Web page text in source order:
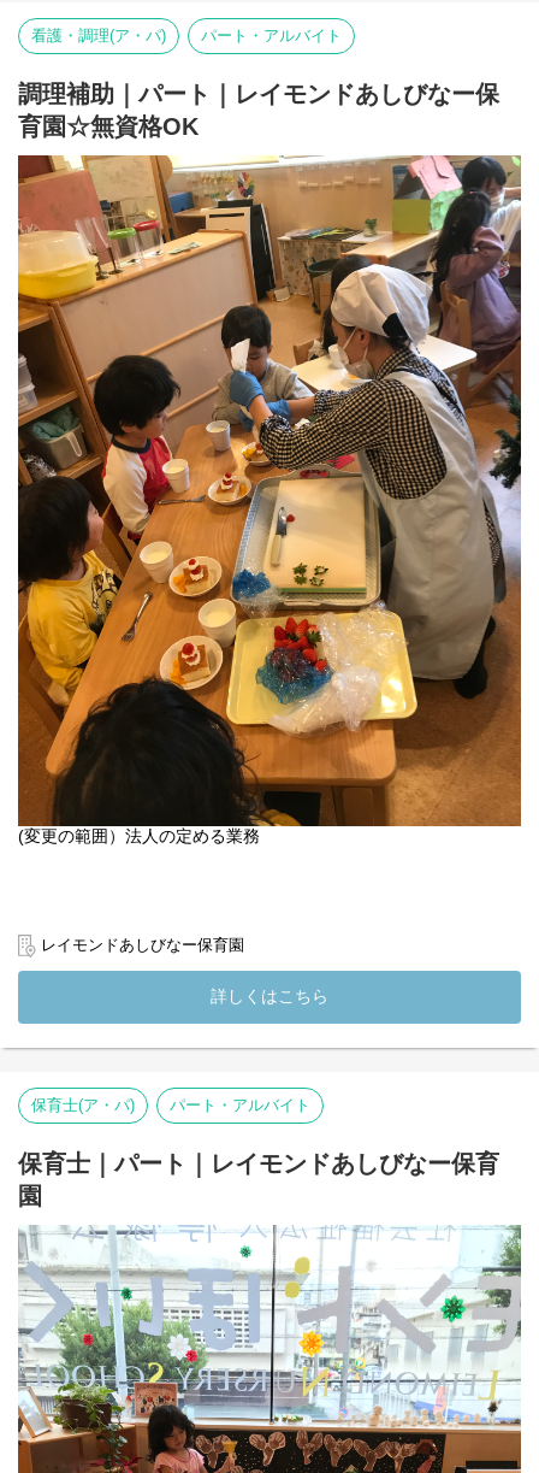
檸檬会では 自園調理 を行っており、できたての温かい食事を提供
しています
◇◆【求める人物像】◆◇
・子どもの喜ぶ姿が原動力となる方
・大量調理の経験がある方は大歓迎（未経験でもご相談OK）
(変更の範囲）法人の定める業務
看護・調理(ア・パ) パート・アルバイト
調理補助｜パート｜レイモンドあしびなー保
育園☆無資格OK
(変更の範囲）法人の定める業務
レイモンドあしびなー保育園
詳しくはこちら
保育士(ア・パ) パート・アルバイト
保育士｜パート｜レイモンドあしびなー保育
園